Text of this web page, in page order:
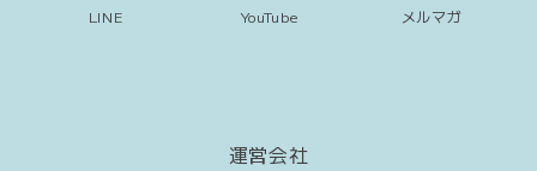
LINE YouTube メルマガ
運営会社